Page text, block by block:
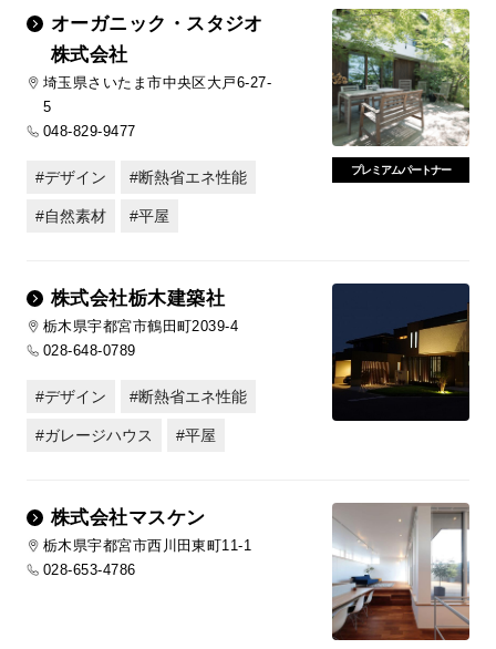
オーガニック・スタジオ
株式会社
埼玉県さいたま市中央区大戸6-27-
5
048-829-9477
デザイン 断熱省エネ性能
自然素材 平屋
プレミアムパートナー
株式会社栃木建築社
栃木県宇都宮市鶴田町2039-4
028-648-0789
デザイン 断熱省エネ性能
ガレージハウス 平屋
株式会社マスケン
栃木県宇都宮市西川田東町11-1
028-653-4786